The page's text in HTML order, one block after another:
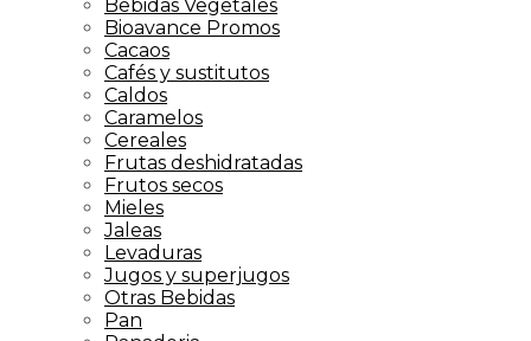
Bebidas Vegetales
Bioavance Promos
Cacaos
Cafés y sustitutos
Caldos
Caramelos
Cereales
Frutas deshidratadas
Frutos secos
Mieles
Jaleas
Levaduras
Jugos y superjugos
Otras Bebidas
Pan